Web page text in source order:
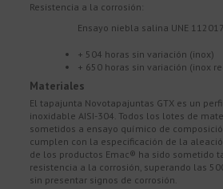
Resistencia a la corrosión:
Ensayo niebla salina UNE
+ 504 horas sin variación (inox)
+ 650 horas sin variación (inox
Materiales
El tapajunta Novotapajuntas GTX es un
inoxidable AISI-304. Todos los lotes de
sometidos a ensayo químico de
cumplen con la especificación de la
de los productos Emac® ha sido sometido
resistencia a la corrosión, superando las
sin presentar signos de corrosión.